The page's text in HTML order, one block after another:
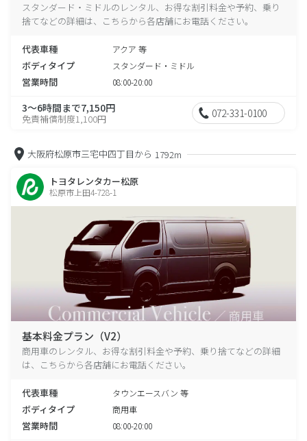
スタンダード・ミドルのレンタル、お得な割引料金や予約、乗り
捨てなどの詳細は、こちらから各店舗にお電話ください。
代表車種 アクア 等
ボディタイプ スタンダード・ミドル
営業時間 08:00-20:00
3～6時間まで7,150円
免責補償制度1,100円 072-331-0100
大阪府松原市三宅中四丁目から 1792m
トヨタレンタカー松原
松原市上田4-728-1
基本料金プラン（V2）
商用車のレンタル、お得な割引料金や予約、乗り捨てなどの詳細
は、こちらから各店舗にお電話ください。
代表車種 タウンエースバン 等
ボディタイプ 商用車
営業時間 08:00-20:00